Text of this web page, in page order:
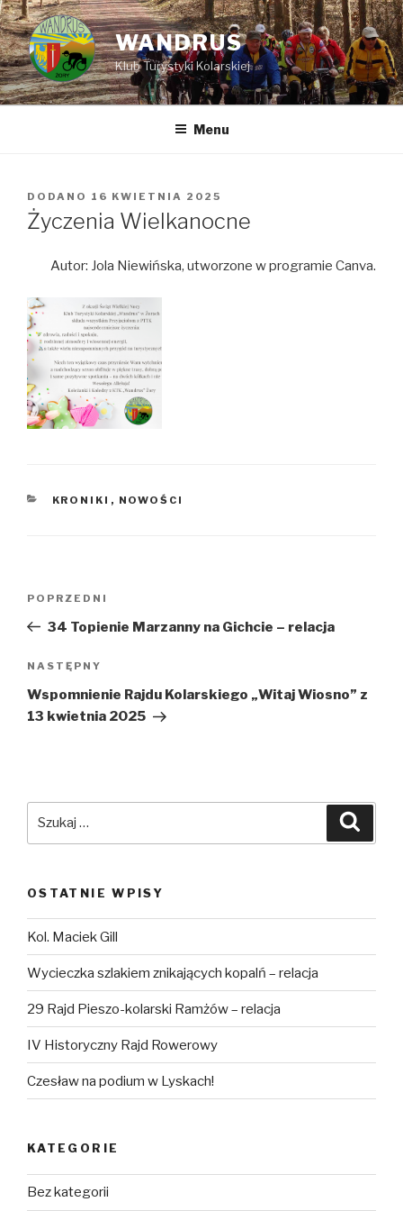
Przejdź
do
treści
WANDRUS
Klub Turystyki Kolarskiej
Menu
DODANO OPUBLIKOWANE
W
16 KWIETNIA 2025
Życzenia Wielkanocne
Autor: Jola Niewińska, utworzone w programie Canva.
KATEGORIE
KRONIKI , NOWOŚCI
Poprzedni
wpis
POPRZEDNI
34 Topienie Marzanny na Gichcie – relacja
Następny
wpis
NASTĘPNY
Wspomnienie Rajdu Kolarskiego „Witaj Wiosno” z
13 kwietnia 2025
OSTATNIE WPISY
Kol. Maciek Gill
Wycieczka szlakiem znikających kopalń – relacja
29 Rajd Pieszo-kolarski Ramżów – relacja
IV Historyczny Rajd Rowerowy
Czesław na podium w Lyskach!
KATEGORIE
Bez kategorii